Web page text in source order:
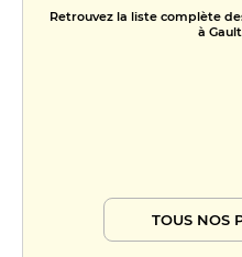
Retrouvez la liste complète
à
TOUS NOS